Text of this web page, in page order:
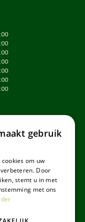
gebruik
om uw
Door
stemt u in met
met ons